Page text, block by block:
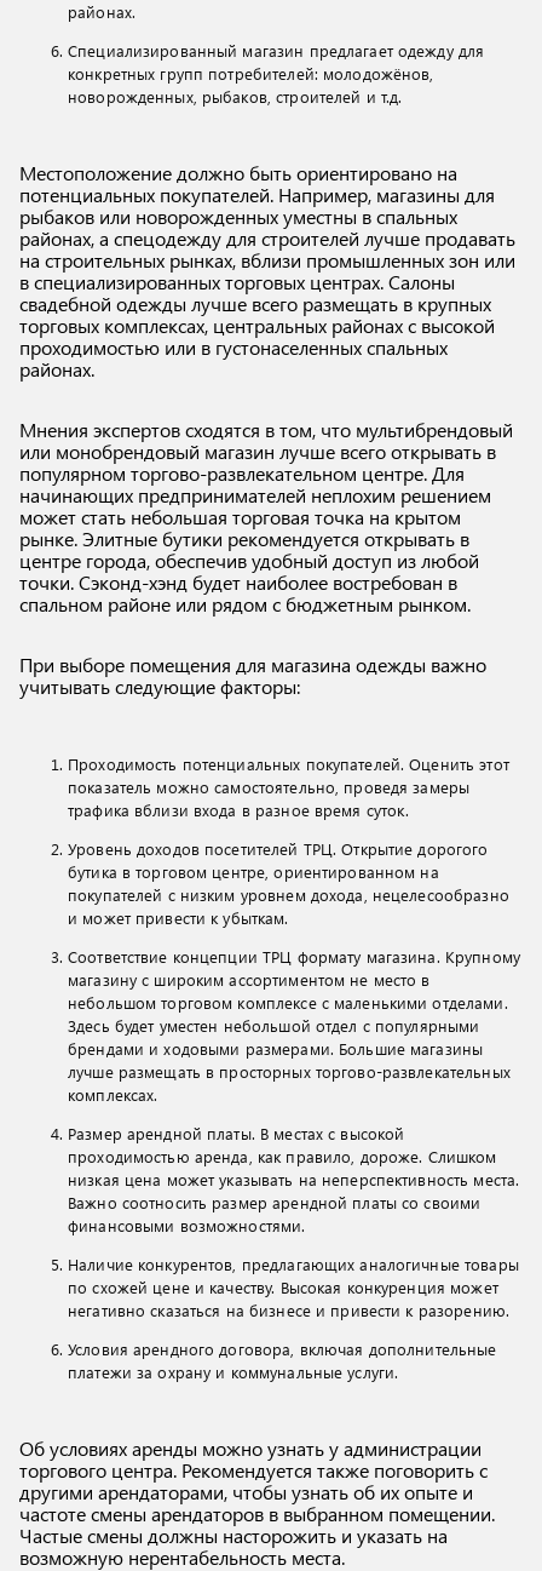
районах.
Специализированный магазин предлагает одежду для
конкретных групп потребителей: молодожёнов,
новорожденных, рыбаков, строителей и т.д.
Местоположение должно быть ориентировано на
потенциальных покупателей. Например, магазины для
рыбаков или новорожденных уместны в спальных
районах, а спецодежду для строителей лучше продавать
на строительных рынках, вблизи промышленных зон или
в специализированных торговых центрах. Салоны
свадебной одежды лучше всего размещать в крупных
торговых комплексах, центральных районах с высокой
проходимостью или в густонаселенных спальных
районах.
Мнения экспертов сходятся в том, что мультибрендовый
или монобрендовый магазин лучше всего открывать в
популярном торгово-развлекательном центре. Для
начинающих предпринимателей неплохим решением
может стать небольшая торговая точка на крытом
рынке. Элитные бутики рекомендуется открывать в
центре города, обеспечив удобный доступ из любой
точки. Сэконд-хэнд будет наиболее востребован в
спальном районе или рядом с бюджетным рынком.
При выборе помещения для магазина одежды важно
учитывать следующие факторы:
Проходимость потенциальных покупателей. Оценить этот
показатель можно самостоятельно, проведя замеры
трафика вблизи входа в разное время суток.
Уровень доходов посетителей ТРЦ. Открытие дорогого
бутика в торговом центре, ориентированном на
покупателей с низким уровнем дохода, нецелесообразно
и может привести к убыткам.
Соответствие концепции ТРЦ формату магазина. Крупному
магазину с широким ассортиментом не место в
небольшом торговом комплексе с маленькими отделами.
Здесь будет уместен небольшой отдел с популярными
брендами и ходовыми размерами. Большие магазины
лучше размещать в просторных торгово-развлекательных
комплексах.
Размер арендной платы. В местах с высокой
проходимостью аренда, как правило, дороже. Слишком
низкая цена может указывать на неперспективность места.
Важно соотносить размер арендной платы со своими
финансовыми возможностями.
Наличие конкурентов, предлагающих аналогичные товары
по схожей цене и качеству. Высокая конкуренция может
негативно сказаться на бизнесе и привести к разорению.
Условия арендного договора, включая дополнительные
платежи за охрану и коммунальные услуги.
Об условиях аренды можно узнать у администрации
торгового центра. Рекомендуется также поговорить с
другими арендаторами, чтобы узнать об их опыте и
частоте смены арендаторов в выбранном помещении.
Частые смены должны насторожить и указать на
возможную нерентабельность места.